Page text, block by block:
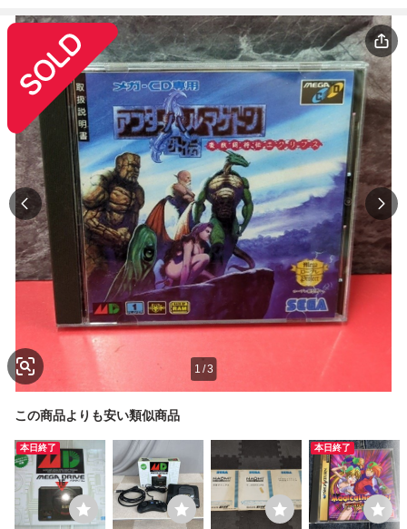
1 /3
この商品よりも安い類似商品
本日終了 本日終了